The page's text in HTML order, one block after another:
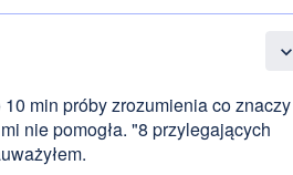
expand_more
min próby zrozumienia co znaczy
nie pomogła. "8 przylegających